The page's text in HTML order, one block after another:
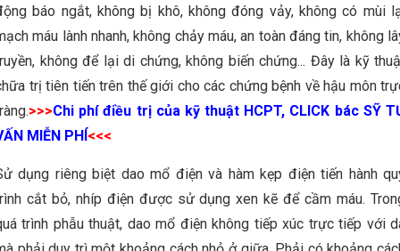
báo ngắt, không bị khô, không đóng vảy, không có mùi
máu lành nhanh, không chảy máu, an toàn đáng tin, không
không để lại di chứng, không biến chứng... Đây là kỹ
trị tiên tiến trên thế giới cho các chứng bệnh về hậu môn
>>>Chi phí điều trị của kỹ thuật HCPT, CLICK bác SỸ
MIỄN PHÍ<<<
dụng riêng biệt dao mổ điện và hàm kẹp điện tiến hành
cắt bỏ, nhíp điện được sử dụng xen kẽ để cầm máu.
trình phẫu thuật, dao mổ điện không tiếp xúc trực tiếp với